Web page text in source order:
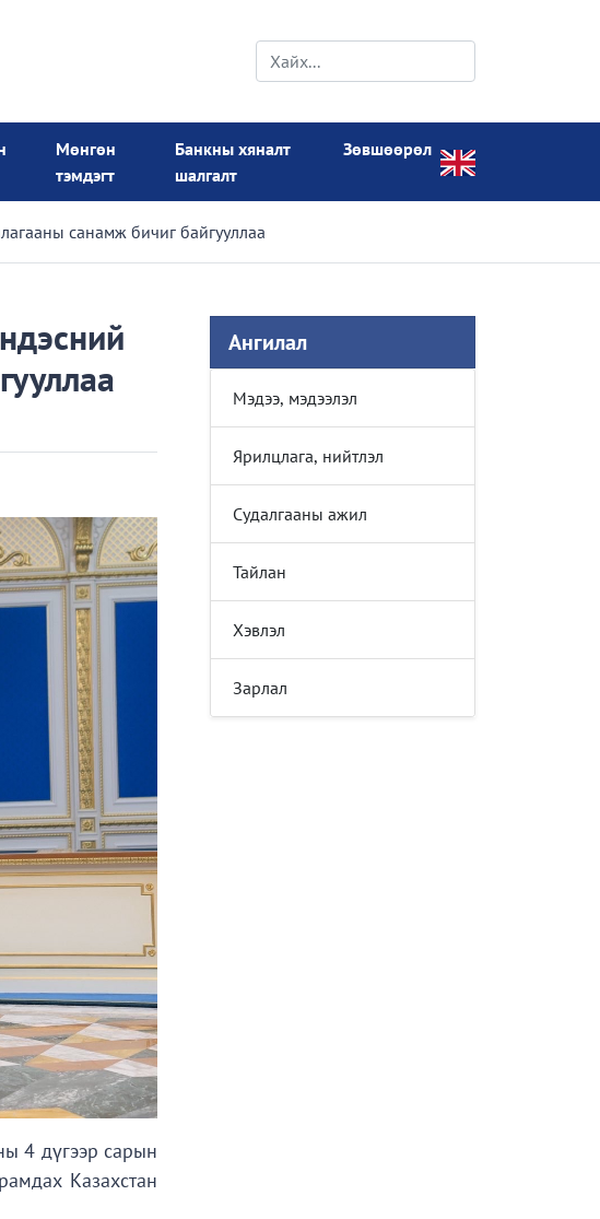
Мөнгөн
тэмдэгт
Банкны хяналт
шалгалт
Зөвшөөрөл
санамж бичиг байгууллаа
4 дүгээр сарын
Казахстан
Ангилал
Мэдээ, мэдээлэл
Ярилцлага, нийтлэл
Судалгааны ажил
Тайлан
Хэвлэл
Зарлал